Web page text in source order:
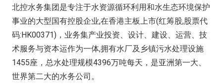
北控水务集团是专注于水资源循环利用和水生态环境保护
事业的大型国有控股企业,在香港主板上市(红筹股,股票代
码:HK00371)，业务集产业投资、设计、建设、运营、技
术服务与资本运作为一体,拥有水厂及乡镇污水处理设施
1455座，总水处理规模4396万吨每天，是亚洲第一大、
世界第二大的水务公司。